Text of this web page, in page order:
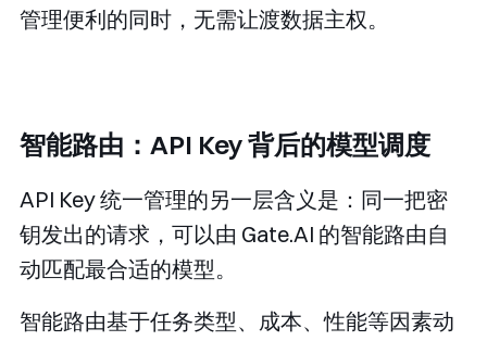
管理便利的同时，无需让渡数据主权。
智能路由：API Key 背后的模型调度
API Key 统一管理的另一层含义是：同一把密
钥发出的请求，可以由 Gate.AI 的智能路由自
动匹配最合适的模型。
智能路由基于任务类型、成本、性能等因素动